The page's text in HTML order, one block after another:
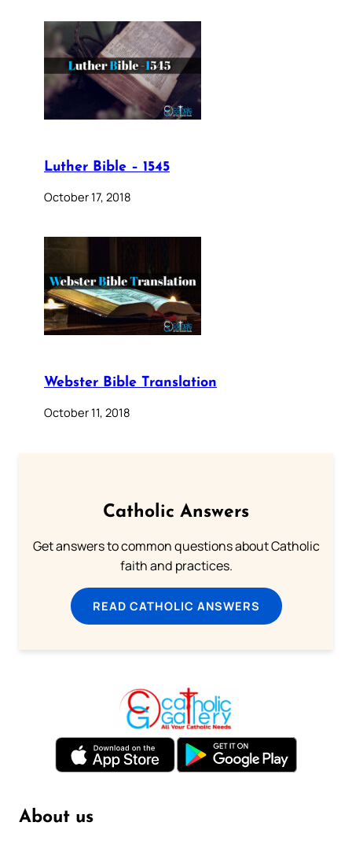
Luther Bible – 1545
October 17, 2018
Webster Bible Translation
October 11, 2018
Catholic Answers
Get answers to common questions about Catholic
faith and practices.
READ CATHOLIC ANSWERS
About us